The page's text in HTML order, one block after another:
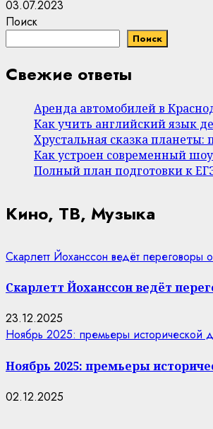
03.07.2023
Поиск
Поиск
Свежие ответы
Аренда автомобилей в
Как учить английский язык
Хрустальная сказка
Как устроен современный
Полный план подготовки к
Кино, ТВ, Музыка
Скарлетт Йоханссон ведёт переговоры
Скарлетт Йоханссон ведёт
23.12.2025
Ноябрь 2025: премьеры
Ноябрь 2025: премьеры
02.12.2025